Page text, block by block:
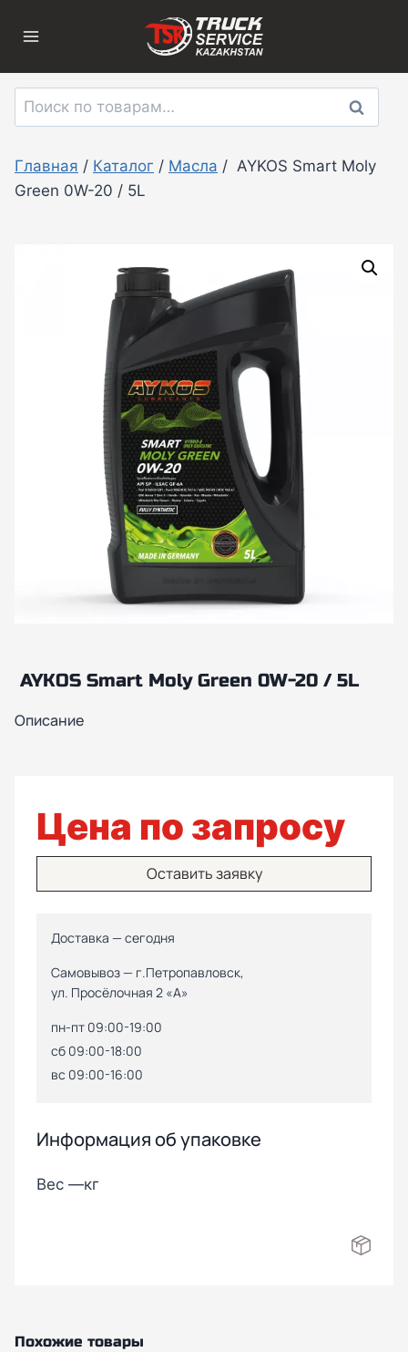
Искать: Поиск
Главная / Каталог / Масла / AYKOS Smart Moly
Green 0W-20 / 5L
AYKOS Smart Moly Green 0W-20 / 5L
Описание
Цена по запросу
Оставить заявку
Доставка — сегодня
Самовывоз — г.Петропавловск,
ул. Просёлочная 2 «А»
пн-пт 09:00-19:00
сб 09:00-18:00
вс 09:00-16:00
Информация об упаковке
Вес —кг
Похожие товары